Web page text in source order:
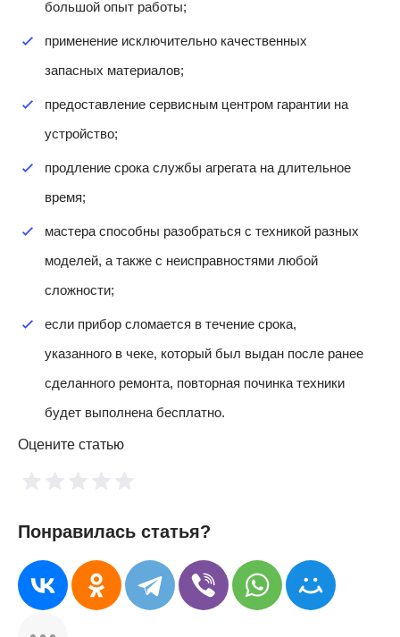
большой опыт работы;
применение исключительно качественных
запасных материалов;
предоставление сервисным центром гарантии на
устройство;
продление срока службы агрегата на длительное
время;
мастера способны разобраться с техникой разных
моделей, а также с неисправностями любой
сложности;
если прибор сломается в течение срока,
указанного в чеке, который был выдан после ранее
сделанного ремонта, повторная починка техники
будет выполнена бесплатно.
Оцените статью
Понравилась статья?